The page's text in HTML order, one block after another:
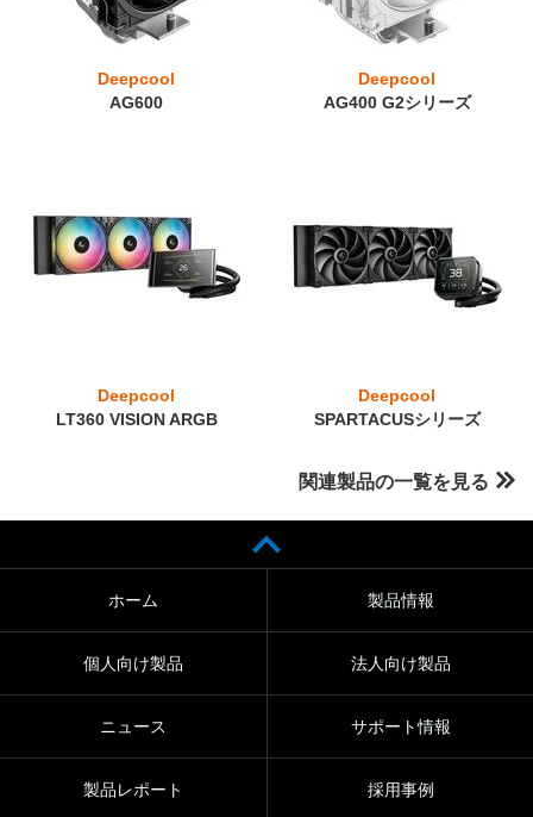
Deepcool
AG600
Deepcool
AG400 G2シリーズ
Deepcool
LT360 VISION ARGB
Deepcool
SPARTACUSシリーズ
関連製品の一覧を見る
ホーム 製品情報
個人向け製品 法人向け製品
ニュース サポート情報
製品レポート 採用事例